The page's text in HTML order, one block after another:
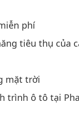
phí
tiêu thụ của
mặt trời
trình ô tô tại